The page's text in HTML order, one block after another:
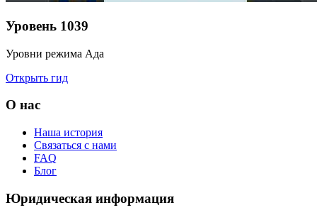
Уровень 1039
Уровни режима Ада
Открыть гид
О нас
Наша история
Связаться с нами
FAQ
Блог
Юридическая информация